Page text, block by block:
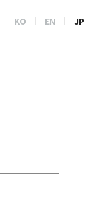
KO EN JP